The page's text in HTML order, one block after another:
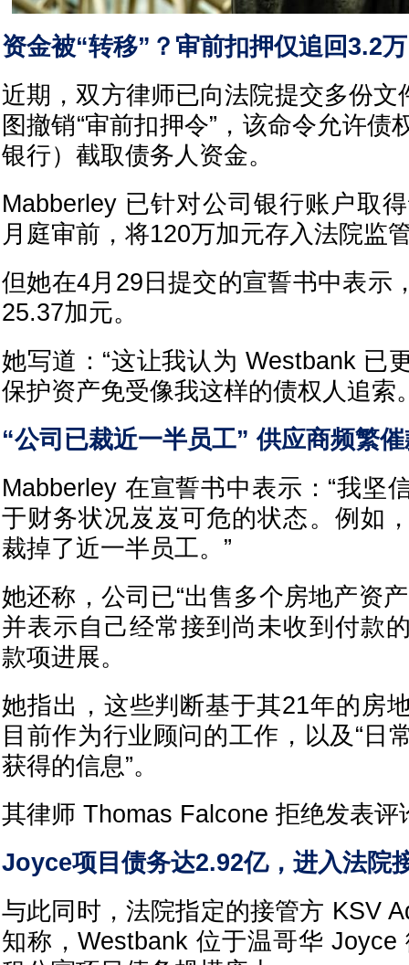
资金被“转移”？审前扣押仅追回3.2万
近期，双方律师已向法院提交多份文
图撤销“审前扣押令”，该命令允许债
银行）截取债务人资金。
Mabberley 已针对公司银行账户取
月庭审前，将120万加元存入法院监
但她在4月29日提交的宣誓书中表示
25.37加元。
她写道：“这让我认为 Westbank 已
保护资产免受像我这样的债权人追索
“公司已裁近一半员工” 供应商频繁
Mabberley 在宣誓书中表示：“我坚
于财务状况岌岌可危的状态。例如
裁掉了近一半员工。”
她还称，公司已“出售多个房地产资
并表示自己经常接到尚未收到付款
款项进展。
她指出，这些判断基于其21年的房
目前作为行业顾问的工作，以及“日
获得的信息”。
其律师 Thomas Falcone 拒绝发表评
Joyce项目债务达2.92亿，进入法院
与此同时，法院指定的接管方 KSV
知称，Westbank 位于温哥华 Joyce